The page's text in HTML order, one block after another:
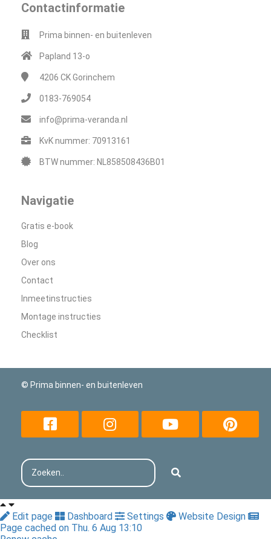
Contactinformatie
Prima binnen- en buitenleven
Papland 13-o
4206 CKGorinchem
0183-769054
info@prima-veranda.nl
KvK nummer: 70913161
BTW nummer: NL858508436B01
Navigatie
Gratis e-book
Blog
Over ons
Contact
Inmeetinstructies
Montage instructies
Checklist
© Prima binnen- en buitenleven
Edit page Dashboard Settings
Website Design
Page cached on Thu. 6 Aug 13:10